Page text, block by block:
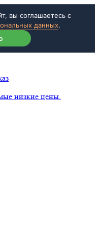
вы соглашаетесь с
данных.
низкие цены.